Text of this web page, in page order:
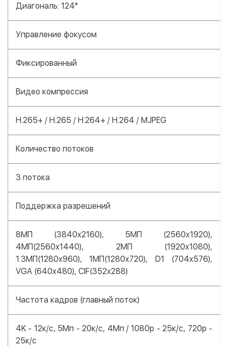
Диагональ: 124°
Управление фокусом
Фиксированный
Видео компрессия
H.265+ / H.265 / H.264+ / H.264 / MJPEG
Количество потоков
3 потока
Поддержка разрешений
8МП (3840x2160), 5MП (2560x1920),
4МП(2560х1440), 2МП (1920x1080),
1.3MП(1280x960), 1МП(1280x720), D1 (704x576),
VGA (640x480), CIF(352x288)
Частота кадров (главный поток)
4K - 12к/с, 5Мп - 20к/с, 4Мп / 1080р - 25к/с, 720р -
25к/с